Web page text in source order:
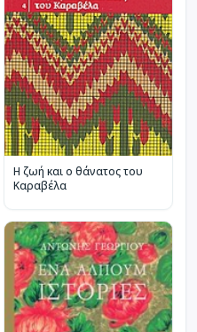
Η ζωή και ο θάνατος του
Καραβέλα